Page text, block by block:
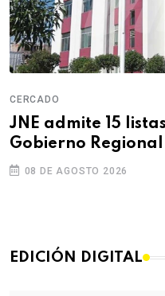
CERCADO
JNE admite 15
Gobierno
08 DE AGOSTO 2026
EDICIÓN DIGITAL